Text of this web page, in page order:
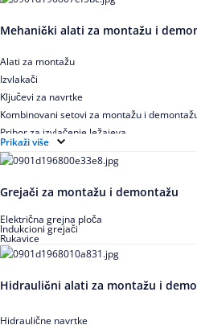
Mehanički alati za montažu i
Alati za montažu
Izvlakači
Ključevi za navrtke
Kombinovani setovi za montažu i
Pribor za izvlačenje ležajeva
Prikaži više
Grejači za montažu i demontažu
Električna grejna ploča
Indukcioni grejači
Rukavice
Hidraulični alati za montažu i
Hidraulične navrtke